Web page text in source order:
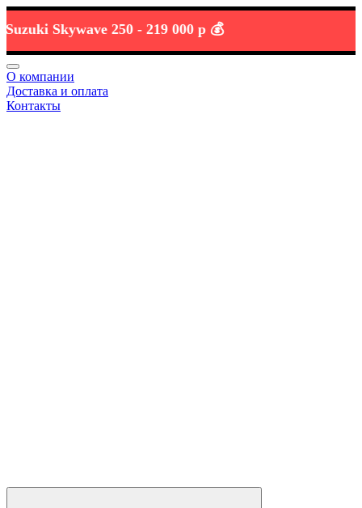
Skywave 250 -219 000 р 💰
О компании
Доставка и оплата
Контакты